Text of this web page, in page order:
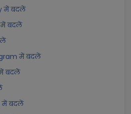
में बदलें
में बदलें
में बदलें
बदलें
में बदलें